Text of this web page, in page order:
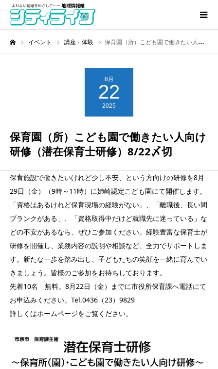
イベント 講座・体験 保育園（所）こども園で働きたい人向け研修（潜在保育士研修）8/22〆切
8月
22
2025
保育園（所）こども園で働きたい人向け
研修（潜在保育士研修）8/22〆切
保育施設で働きたいけれど少し不安、という方向けの研修を8月
29日（金）（9時～11時）に姉崎認定こども園にて開催します。
「資格はあるけれど保育現場の経験がない」、「離職後、長い間
ブランクがある」、「資格取得中だけど就職先に迷っている」な
どの不安があるなら、ぜひご参加ください。経験豊富な保育士が
研修を開催し、業務内容の説明や相談など、全力でサポートしま
す。新たな一歩を踏み出し、子どもたちの笑顔を一緒に育んでい
きましょう。皆様のご参加をお待ちしております。
先着10名 無料。8月22日（金）までに市役所保育課へ電話にて
お申込みください。Tel.0436（23）9829
詳しくはホームページをご覧ください。